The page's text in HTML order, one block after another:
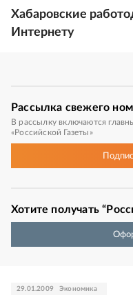
Хабаровские
Интернету
Рассылка свежего
В рассылку включаются
«Российской Газеты»
Хотите получать
29.01.2009 Экономика